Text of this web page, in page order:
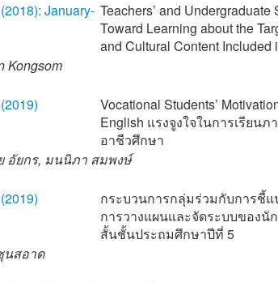
January- Teachers’ and Undergraduate
Toward Learning about the
and Cultural Content Included
Kongsom
Vocational Students’
English แรงจูงใจในการเรียน
อาชีวศึกษา
อัยกร, มนนิภา สมพงษ์
กระบวนการกลุ่มร่วมกับการชี้
การวางแผนและจัดระบบของนั
สั้นชั้นประถมศึกษาปีที่ 5
นสอาด